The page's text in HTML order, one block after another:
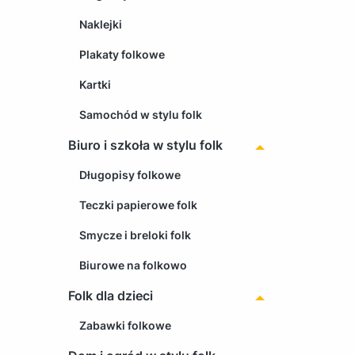
Naklejki
Plakaty folkowe
Kartki
Samochód w stylu folk
Biuro i szkoła w stylu folk
Długopisy folkowe
Teczki papierowe folk
Smycze i breloki folk
Biurowe na folkowo
Folk dla dzieci
Zabawki folkowe